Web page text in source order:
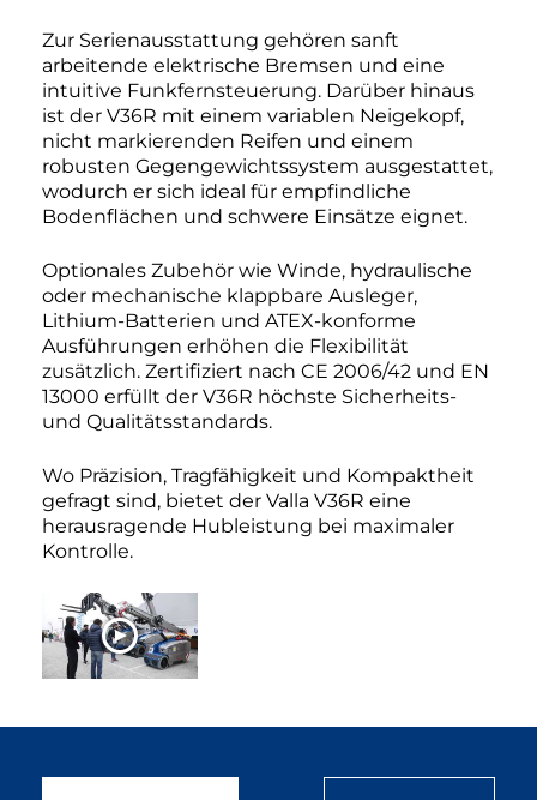
Zur Serienausstattung gehören sanft
arbeitende elektrische Bremsen und eine
intuitive Funkfernsteuerung. Darüber hinaus
ist der V36R mit einem variablen Neigekopf,
nicht markierenden Reifen und einem
robusten Gegengewichtssystem ausgestattet,
wodurch er sich ideal für empfindliche
Bodenflächen und schwere Einsätze eignet.
Optionales Zubehör wie Winde, hydraulische
oder mechanische klappbare Ausleger,
Lithium-Batterien und ATEX-konforme
Ausführungen erhöhen die Flexibilität
zusätzlich. Zertifiziert nach CE 2006/42 und EN
13000 erfüllt der V36R höchste Sicherheits-
und Qualitätsstandards.
Wo Präzision, Tragfähigkeit und Kompaktheit
gefragt sind, bietet der Valla V36R eine
herausragende Hubleistung bei maximaler
Kontrolle.